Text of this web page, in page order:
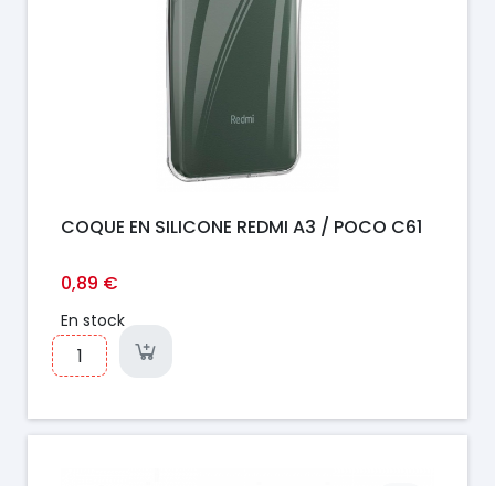
COQUE EN SILICONE REDMI A3 / POCO C61
0,89 €
En stock